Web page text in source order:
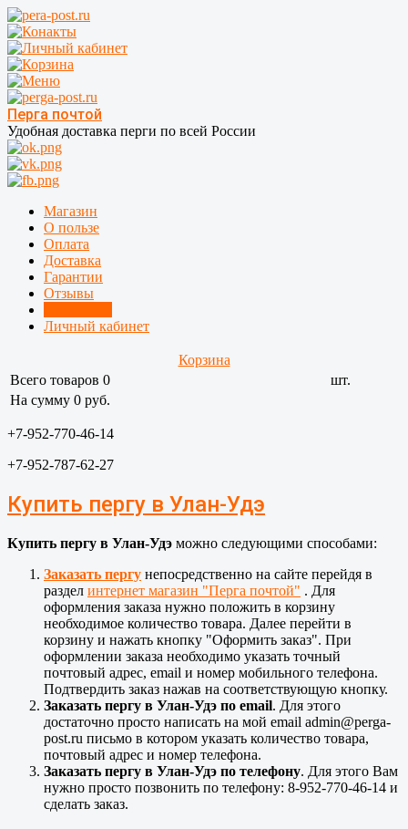
Перга почтой
Удобная доставка перги по всей России
Магазин
О пользе
Оплата
Доставка
Гарантии
Отзывы
Личный кабинет
Корзина
Всего товаров 0
шт.
На сумму 0 руб.
+7-952-770-46-14
+7-952-787-62-27
Купить пергу в Улан-Удэ
Купить пергу в Улан-Удэ можно следующими способами:
Заказать пергу непосредственно на сайте перейдя в
раздел интернет магазин "Перга почтой" . Для
оформления заказа нужно положить в корзину
необходимое количество товара. Далее перейти в
корзину и нажать кнопку "Оформить заказ". При
оформлении заказа необходимо указать точный
почтовый адрес, email и номер мобильного телефона.
Подтвердить заказ нажав на соответствующую кнопку.
Заказать пергу в Улан-Удэ по email. Для этого
достаточно просто написать на мой email admin@perga-
post.ru письмо в котором указать количество товара,
почтовый адрес и номер телефона.
Заказать пергу в Улан-Удэ по телефону. Для этого Вам
нужно просто позвонить по телефону: 8-952-770-46-14 и
сделать заказ.